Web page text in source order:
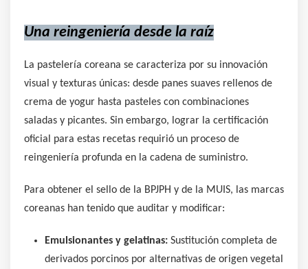
Una reingeniería desde la raíz
La pastelería coreana se caracteriza por su innovación
visual y texturas únicas: desde panes suaves rellenos de
crema de yogur hasta pasteles con combinaciones
saladas y picantes. Sin embargo, lograr la certificación
oficial para estas recetas requirió un proceso de
reingeniería profunda en la cadena de suministro.
Para obtener el sello de la BPJPH y de la MUIS, las marcas
coreanas han tenido que auditar y modificar:
Emulsionantes y gelatinas: Sustitución completa de
derivados porcinos por alternativas de origen vegetal